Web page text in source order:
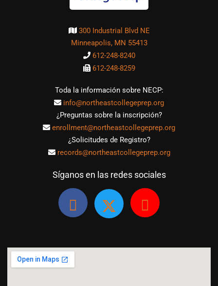
300 Industrial Blvd NE
Minneapolis, MN 55413
612-248-8240
612-248-8259
Toda la información sobre NECP:
info@northeastcollegeprep.org
¿Preguntas sobre la inscripción?
enrollment@northeastcollegeprep.org
¿Solicitudes de Registro?
records@northeastcollegeprep.org
Síganos en las redes sociales